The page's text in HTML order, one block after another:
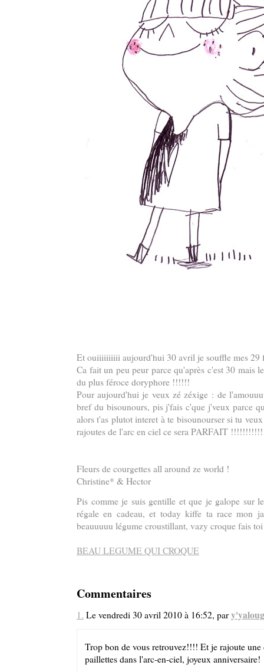
Et ouiiiiiiiiii aujourd'hui 30 avril je souffle mes 29
Ca fait un peu peur parce qu'après c'est 30 mais
du plus féroce doryphore !!!!!!
Pour aujourd'hui je veux zé zéxige : de
bref du bisounours, pis j'fais c'que j'veux parce
alors t'as plutot interet à te bisounourser si tu
rajoutes de l'arc en ciel ce sera PARFAIT
Fleurs de courgettes all around ze world !
Christine* & Hector
Pis comme je suis gentille et que je galope sur
régale en cadeau, et today kiffe ta race mon
beauuuuu légume croustillant, vazy croque fais
BEAU LEGUME QUI CROQUE
Commentaires
1. Le vendredi 30 avril 2010 à 16:52, par
Trop bon de vous retrouvez!!!! Et je rajoute une
paillettes dans l'arc-en-ciel, joyeux anniversaire!